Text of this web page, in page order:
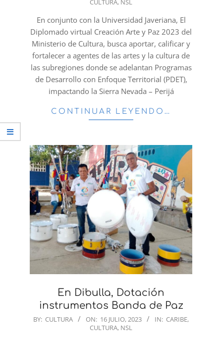
16
CULTURA, NSL
En conjunto con la Universidad Javeriana, El
Diplomado virtual Creación Arte y Paz 2023 del
Ministerio de Cultura, busca aportar, calificar y
fortalecer a agentes de las artes y la cultura de
las subregiones donde se adelantan Programas
de Desarrollo con Enfoque Territorial (PDET),
impactando la Sierra Nevada – Perijá
CONTINUAR LEYENDO…
En Dibulla, Dotación
instrumentos Banda de Paz
2023-
BY: CULTURA ON: 16 JULIO, 2023 IN: CARIBE,
CULTURA, NSL